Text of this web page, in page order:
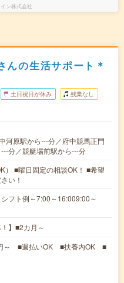
ン株式会社
んの生活サポート＊
土日祝日が休み 残業なし
河原駅から---分／府中競馬正門
分／競艇場前駅から---分
） ■曜日固定の相談OK！ ■希望
い！
フト例～7:00～16:009:00～
】■2カ月～
～ ■週払いOK ■扶養内OK ■